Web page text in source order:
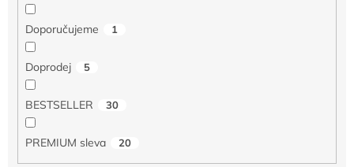
Doporučujeme 1
Doprodej 5
BESTSELLER 30
PREMIUM sleva 20